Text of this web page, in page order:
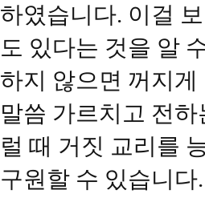
하였습니다. 이걸
도 있다는 것을 알
하지 않으면 꺼지
말씀 가르치고 전
럴 때 거짓 교리를
구원할 수 있습니